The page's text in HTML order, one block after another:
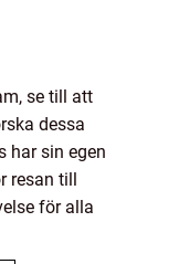
se till att
dessa
har sin egen
resan till
för alla